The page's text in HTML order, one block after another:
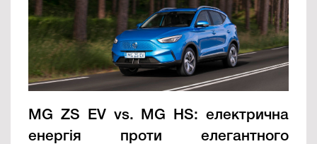
MG ZS EV vs. MG HS: електрична
енергія проти елегантного